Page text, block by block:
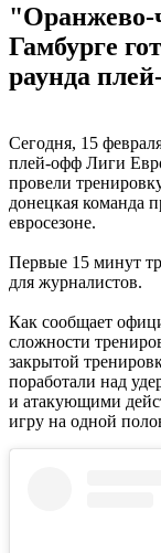
"Оранжево-
Гамбурге
раунда
Сегодня, 15
плей-офф Лиги
провели
донецкая команда
евросезоне.
Первые 15 минут
для журналистов.
Как сообщает
сложности
закрытой
поработали над
и атакующими
игру на одной